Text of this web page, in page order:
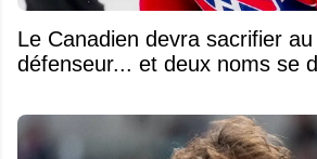
Le Canadien devra sacrifier
défenseur... et deux noms se